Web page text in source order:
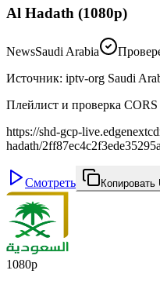
Al Hadath (1080p)
NewsSaudi Arabia
Источник: iptv-org Saudi
Плейлист и проверка
https://shd-gcp-
hadath/
Смотреть Копировать
1080p